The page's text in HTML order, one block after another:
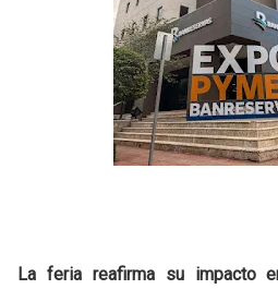
La feria reafirma su impacto